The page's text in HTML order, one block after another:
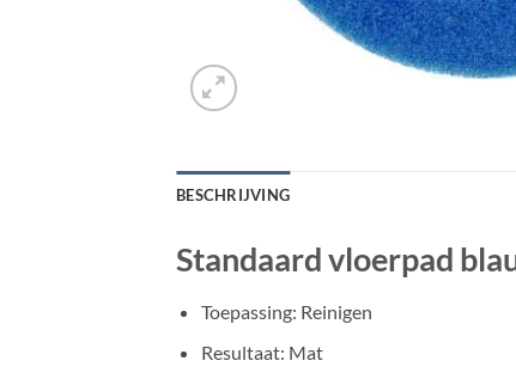
BESCHRIJVING
Standaard vloerpad
Toepassing: Reinigen
Resultaat: Mat